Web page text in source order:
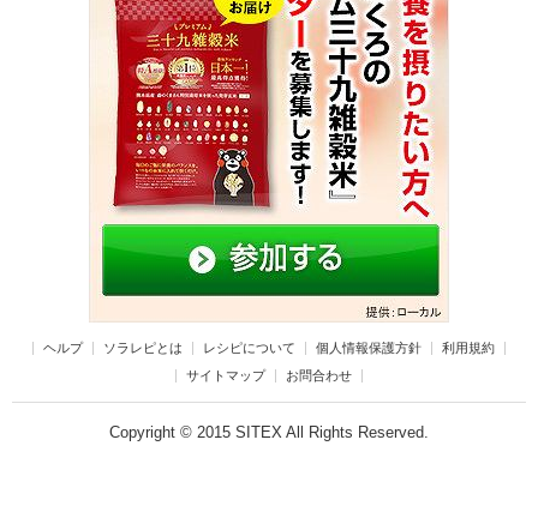
ヘルプ ソラレピとは レシピについて 個人情報保護方針
利用規約
サイトマップ
お問合わせ
Copyright © 2015 SITEX All Rights Reserved.